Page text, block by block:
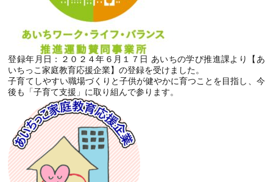
登録年月日：２０２４年６月１７日 あいちの学び推進課より【あ
いちっこ家庭教育応援企業】の登録を受けました。
子育てしやすい職場づくりと子供が健やかに育つことを目指し、今
後も「子育て支援」に取り組んで参ります。